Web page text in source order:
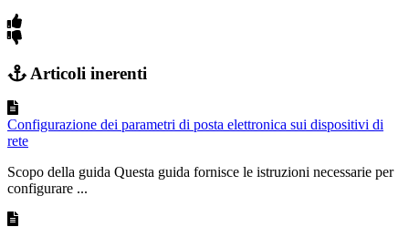
Articoli inerenti
Configurazione dei parametri di posta elettronica sui dispositivi di
rete
Scopo della guida Questa guida fornisce le istruzioni necessarie per
configurare ...